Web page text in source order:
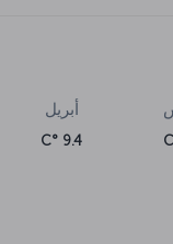
أبريل
9.4 °C